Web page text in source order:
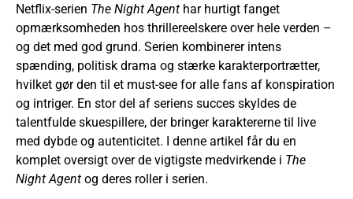
Netflix-serien The Night Agent har hurtigt fanget
opmærksomheden hos thrillereelskere over hele verden –
og det med god grund. Serien kombinerer intens
spænding, politisk drama og stærke karakterportrætter,
hvilket gør den til et must-see for alle fans af konspiration
og intriger. En stor del af seriens succes skyldes de
talentfulde skuespillere, der bringer karaktererne til live
med dybde og autenticitet. I denne artikel får du en
komplet oversigt over de vigtigste medvirkende i The
Night Agent og deres roller i serien.